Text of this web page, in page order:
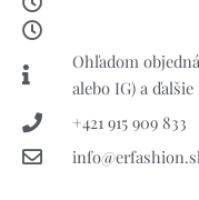
Ohľadom
alebo IG) a
+421 915 909 833